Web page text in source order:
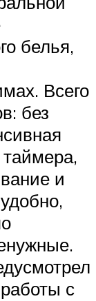
белья,
Всего
без
и
с